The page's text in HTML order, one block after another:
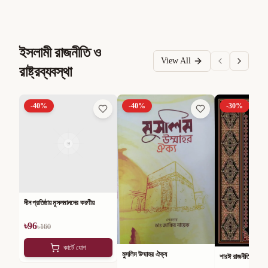
ইসলামী রাজনীতি ও
রাষ্ট্রব্যবস্থা
View All
-40%
দীন প্রতিষ্ঠায় মুসলমানদের করণীয়
৳96৳160
কার্টে যোগ
-40%
মুসলিম উম্মাহর ঐক্য
-30%
শারঈ রাজনীতি